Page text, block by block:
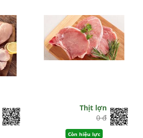
Thịt lợn
0 đ
Còn hiệu lực